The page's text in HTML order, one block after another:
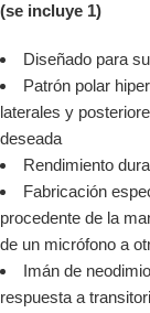
(se incluye 1)
Diseñado para
Patrón polar
laterales y
deseada
Rendimiento
Fabricación
procedente de la
de un micrófono a
Imán de
respuesta a